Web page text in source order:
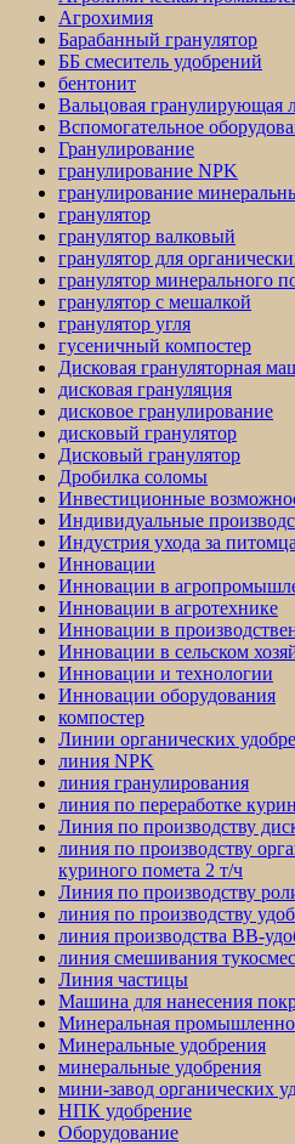
Агрохимия
Барабанный гранулятор
ББ смеситель удобрений
бентонит
Вальцовая гранулирующая
Вспомогательное
Гранулирование
гранулирование NPK
гранулирование
гранулятор
гранулятор валковый
гранулятор для
гранулятор минерального
гранулятор с мешалкой
гранулятор угля
гусеничный компостер
Дисковая грануляторная
дисковая грануляция
дисковое гранулирование
дисковый гранулятор
Дисковый гранулятор
Дробилка соломы
Инвестиционные
Индивидуальные
Индустрия ухода за
Инновации
Инновации в
Инновации в агротехнике
Инновации в
Инновации в сельском
Инновации и технологии
Инновации оборудования
компостер
Линии органических
линия NPK
линия гранулирования
линия по переработке
Линия по производству
линия по производству
куриного помета 2 т/ч
Линия по производству
линия по производству
линия производства BB-
линия смешивания
Линия частицы
Машина для нанесения
Минеральная
Минеральные удобрения
минеральные удобрения
мини-завод органических
НПК удобрение
Оборудование